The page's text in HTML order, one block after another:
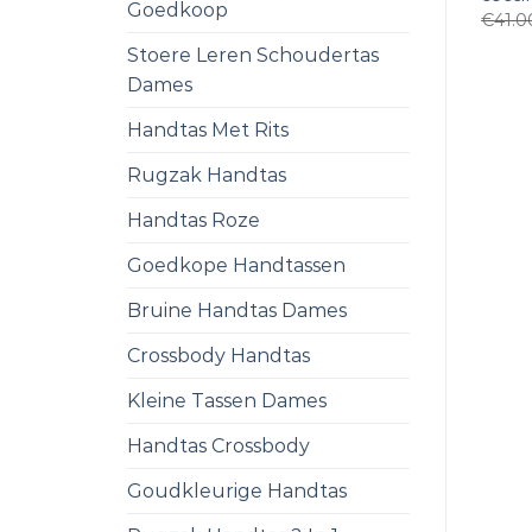
Goedkoop
Stoere Leren Schoudertas
Dames
Handtas Met Rits
Rugzak Handtas
Handtas Roze
Goedkope Handtassen
Bruine Handtas Dames
Crossbody Handtas
Kleine Tassen Dames
Handtas Crossbody
Goudkleurige Handtas
€